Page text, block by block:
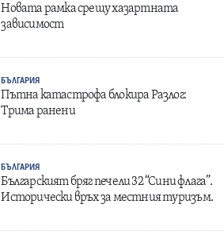
Новата рамка срещу хазартната
зависимост
БЪЛГАРИЯ
Пътна катастрофа блокира Разлог:
Трима ранени
БЪЛГАРИЯ
Българският бряг печели 32 “Сини флага”.
Исторически връх за местния туризъм.